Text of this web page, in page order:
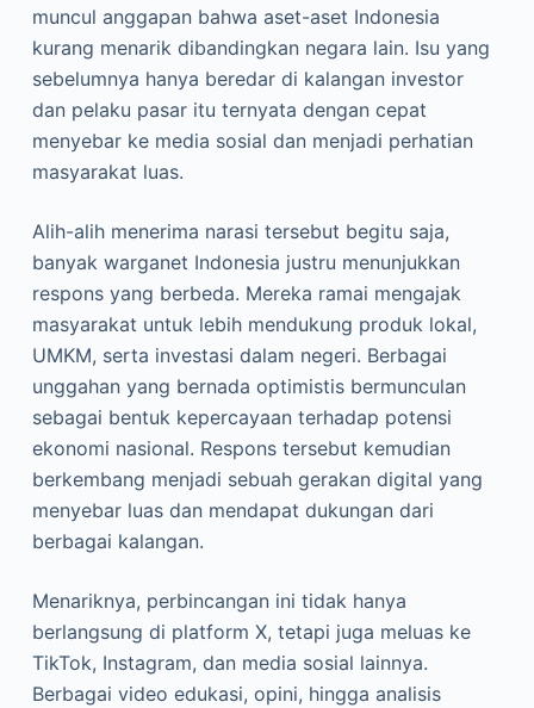
muncul anggapan bahwa aset-aset Indonesia
kurang menarik dibandingkan negara lain. Isu yang
sebelumnya hanya beredar di kalangan investor
dan pelaku pasar itu ternyata dengan cepat
menyebar ke media sosial dan menjadi perhatian
masyarakat luas.
Alih-alih menerima narasi tersebut begitu saja,
banyak warganet Indonesia justru menunjukkan
respons yang berbeda. Mereka ramai mengajak
masyarakat untuk lebih mendukung produk lokal,
UMKM, serta investasi dalam negeri. Berbagai
unggahan yang bernada optimistis bermunculan
sebagai bentuk kepercayaan terhadap potensi
ekonomi nasional. Respons tersebut kemudian
berkembang menjadi sebuah gerakan digital yang
menyebar luas dan mendapat dukungan dari
berbagai kalangan.
Menariknya, perbincangan ini tidak hanya
berlangsung di platform X, tetapi juga meluas ke
TikTok, Instagram, dan media sosial lainnya.
Berbagai video edukasi, opini, hingga analisis